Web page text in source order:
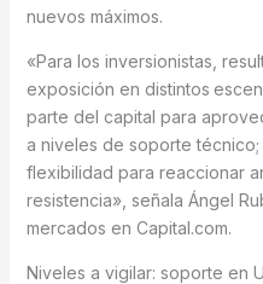
nuevos máximos.
«Para los inversionistas,
exposición en distintos
parte del capital para
a niveles de soporte
flexibilidad para reaccionar
resistencia», señala Ángel
mercados en Capital.com.
Niveles a vigilar: soporte en